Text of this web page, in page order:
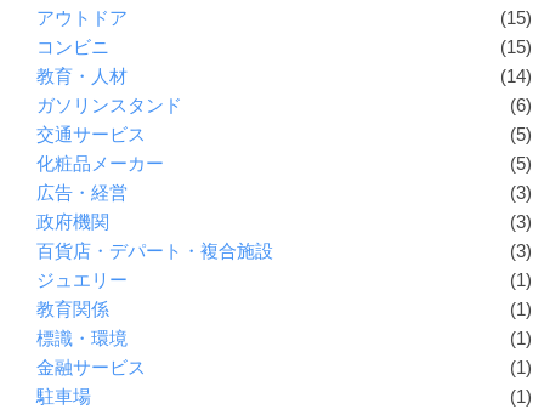
アウトドア
(15)
コンビニ
(15)
教育・人材
(14)
ガソリンスタンド
(6)
交通サービス
(5)
化粧品メーカー
(5)
広告・経営
(3)
政府機関
(3)
百貨店・デパート・複合施設
(3)
ジュエリー
(1)
教育関係
(1)
標識・環境
(1)
金融サービス
(1)
駐車場
(1)